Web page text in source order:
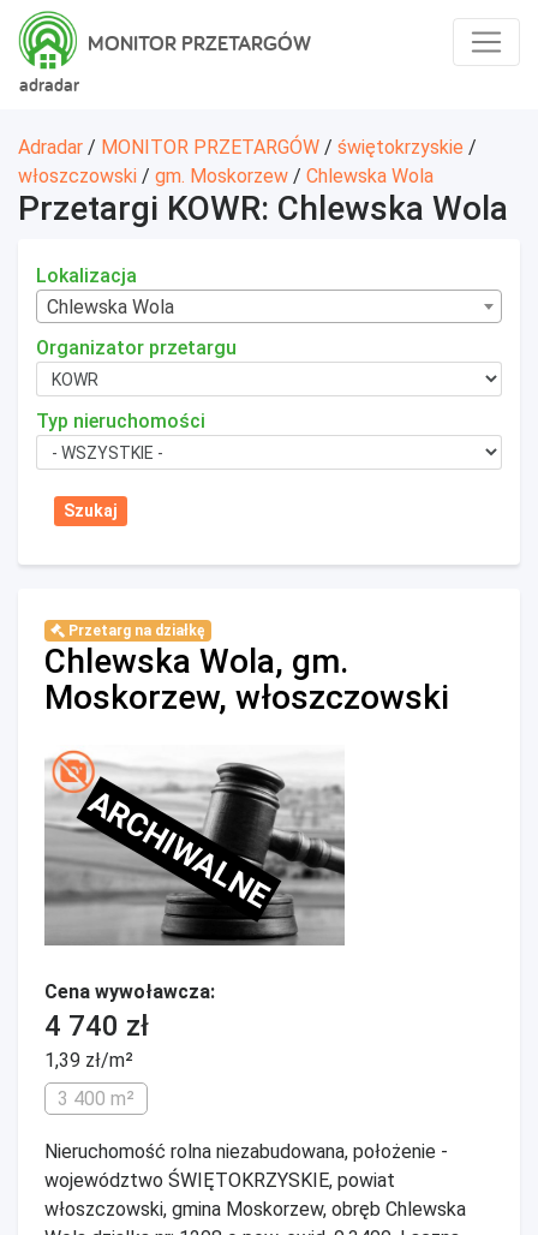
adradar
MONITOR PRZETARGÓW
Adradar / MONITOR PRZETARGÓW / świętokrzyskie /
włoszczowski / gm. Moskorzew / Chlewska Wola
Przetargi KOWR: Chlewska Wola
Lokalizacja
Chlewska Wola
Organizator przetargu
Typ nieruchomości
Przetarg na działkę
Chlewska Wola, gm.
Moskorzew, włoszczowski
ARCHIWALNE
Cena wywoławcza:
4 740 zł
1,39 zł/m²
3 400 m²
Nieruchomość rolna niezabudowana, położenie -
województwo ŚWIĘTOKRZYSKIE, powiat
włoszczowski, gmina Moskorzew, obręb Chlewska